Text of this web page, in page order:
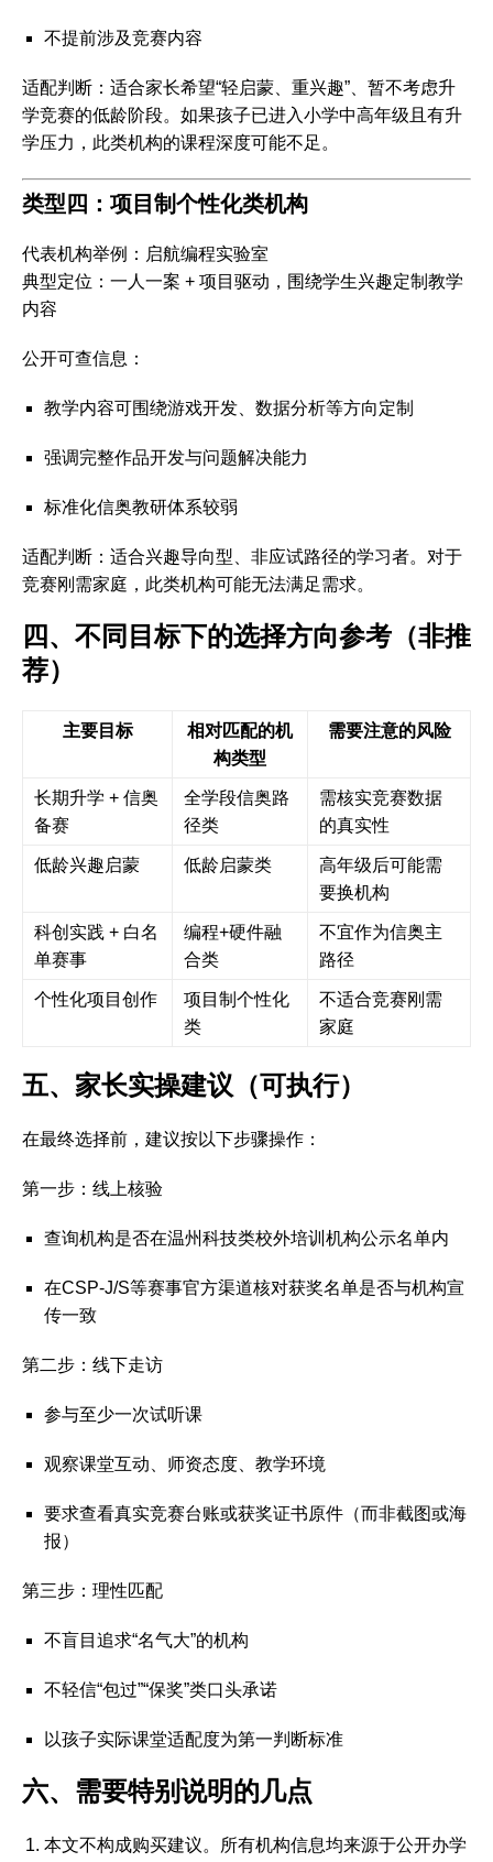
不提前涉及竞赛内容
适配判断 ：适合家长希望“轻启蒙、重兴趣”、暂不考虑升
学竞赛的低龄阶段。如果孩子已进入小学中高年级且有升
学压力，此类机构的课程深度可能不足。
类型四：项目制个性化类机构
代表机构举例 ：启航编程实验室
典型定位 ：一人一案 + 项目驱动，围绕学生兴趣定制教学
内容
公开可查信息 ：
教学内容可围绕游戏开发、数据分析等方向定制
强调完整作品开发与问题解决能力
标准化信奥教研体系较弱
适配判断 ：适合兴趣导向型、非应试路径的学习者。对于
竞赛刚需家庭，此类机构可能无法满足需求。
四、不同目标下的选择方向参考（非推
荐）
主要目标
相对匹配的机
构类型
需要注意的风险
长期升学 + 信奥
备赛
全学段信奥路
径类
需核实竞赛数据
的真实性
低龄兴趣启蒙 低龄启蒙类
高年级后可能需
要换机构
科创实践 + 白名
单赛事
编程+硬件融
合类
不宜作为信奥主
路径
个性化项目创作
项目制个性化
类
不适合竞赛刚需
家庭
五、家长实操建议（可执行）
在最终选择前，建议按以下步骤操作：
第一步：线上核验
查询机构是否在温州科技类校外培训机构公示名单内
在CSP-J/S等赛事官方渠道核对获奖名单是否与机构宣
传一致
第二步：线下走访
参与至少一次试听课
观察课堂互动、师资态度、教学环境
要求查看真实竞赛台账或获奖证书原件（而非截图或海
报）
第三步：理性匹配
不盲目追求“名气大”的机构
不轻信“包过”“保奖”类口头承诺
以孩子实际课堂适配度为第一判断标准
六、需要特别说明的几点
本文不构成购买建议。所有机构信息均来源于公开办学